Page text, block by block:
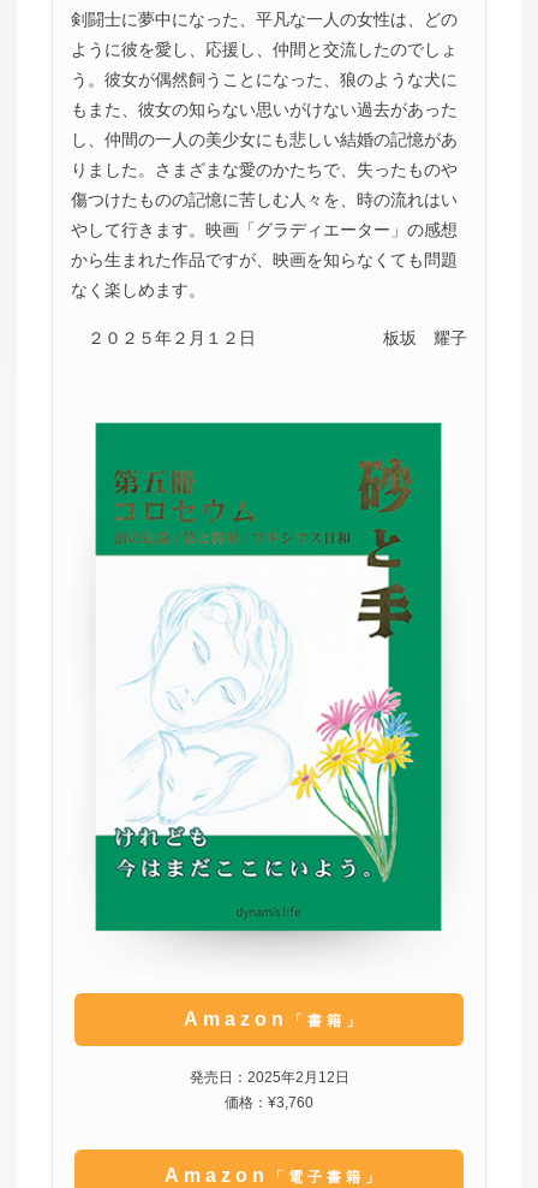
剣闘士に夢中になった、平凡な一人の女性は、どの
ように彼を愛し、応援し、仲間と交流したのでしょ
う。彼女が偶然飼うことになった、狼のような犬に
もまた、彼女の知らない思いがけない過去があった
し、仲間の一人の美少女にも悲しい結婚の記憶があ
りました。さまざまな愛のかたちで、失ったものや
傷つけたものの記憶に苦しむ人々を、時の流れはい
やして行きます。映画「グラディエーター」の感想
から生まれた作品ですが、映画を知らなくても問題
なく楽しめます。
２０２５年２月１２日 板坂 耀子
Amazon 「書籍」
発売日：2025年2月12日
価格：¥3,760
Amazon 「電子書籍」